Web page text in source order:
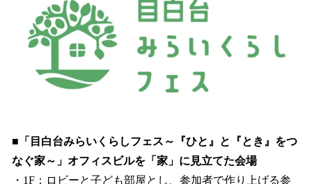
■「目白台みらいくらしフェス～『ひと』と『とき』をつ
なぐ家～」オフィスビルを「家」に見立てた会場
・1F：ロビーと子ども部屋とし、参加者で作り上げる参